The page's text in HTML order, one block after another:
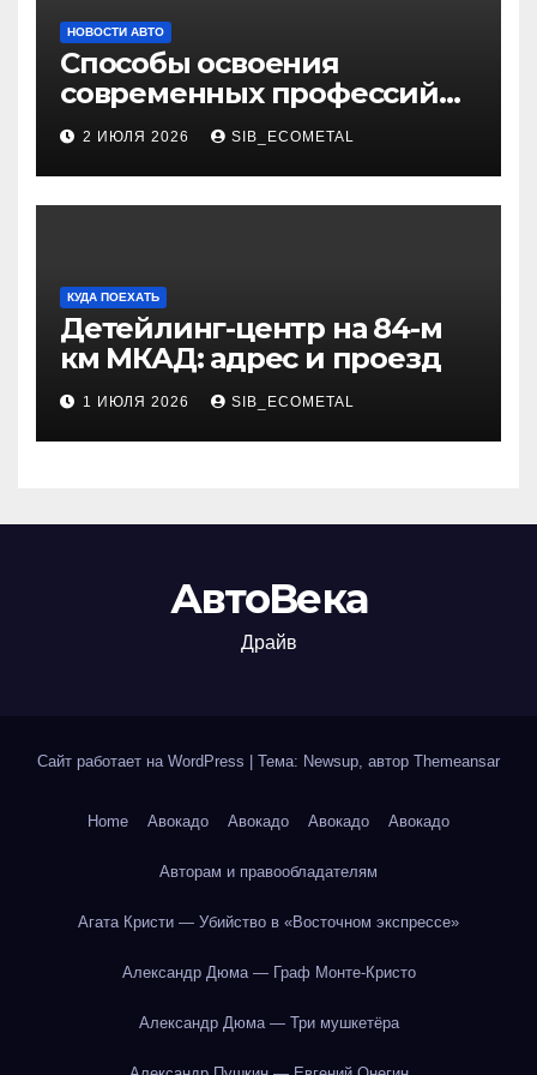
НОВОСТИ АВТО
Способы освоения
современных профессий
через онлайн-курсы
2 ИЮЛЯ 2026 SIB_ECOMETAL
КУДА ПОЕХАТЬ
Детейлинг-центр на 84-м
км МКАД: адрес и проезд
1 ИЮЛЯ 2026 SIB_ECOMETAL
АвтоВека
Драйв
Сайт работает на WordPress Тема: Newsup, автор Themeansar
Home Авокадо Авокадо Авокадо Авокадо
Авторам и правообладателям
Агата Кристи — Убийство в «Восточном экспрессе»
Александр Дюма — Граф Монте-Кристо
Александр Дюма — Три мушкетёра